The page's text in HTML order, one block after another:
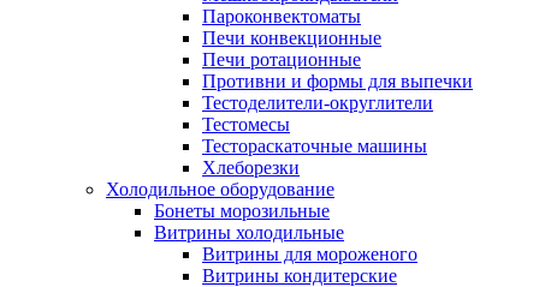
Пароконвектоматы
Печи конвекционные
Печи ротационные
Противни и формы для выпечки
Тестоделители-округлители
Тестомесы
Тестораскаточные машины
Хлеборезки
Холодильное оборудование
Бонеты морозильные
Витрины холодильные
Витрины для мороженого
Витрины кондитерские